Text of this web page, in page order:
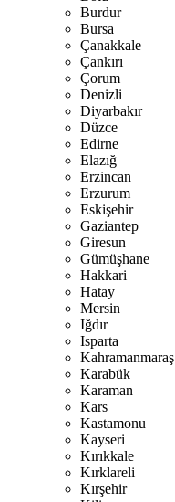
Burdur
Bursa
Çanakkale
Çankırı
Çorum
Denizli
Diyarbakır
Düzce
Edirne
Elazığ
Erzincan
Erzurum
Eskişehir
Gaziantep
Giresun
Gümüşhane
Hakkari
Hatay
Mersin
Iğdır
Isparta
Kahramanmaraş
Karabük
Karaman
Kars
Kastamonu
Kayseri
Kırıkkale
Kırklareli
Kırşehir